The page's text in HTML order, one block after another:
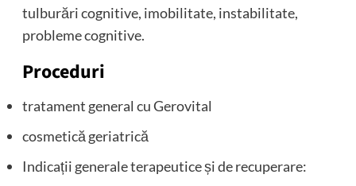
tulburări cognitive, imobilitate, instabilitate,
probleme cognitive.
Proceduri
tratament general cu Gerovital
cosmetică geriatrică
Indicații generale terapeutice și de recuperare: